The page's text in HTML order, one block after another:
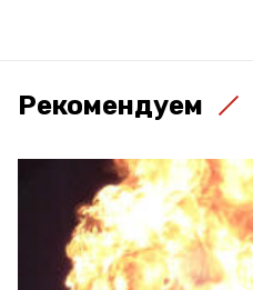
Рекомендуем